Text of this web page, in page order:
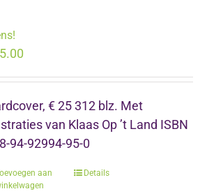
€ 25 312 blz. Met
van Klaas Op ’t Land ISBN
94-92994-95-0
aan
Details